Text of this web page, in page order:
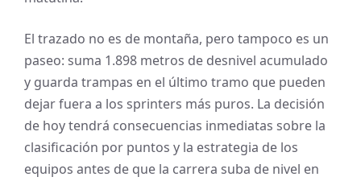
El trazado no es de montaña, pero tampoco es un
paseo: suma 1.898 metros de desnivel acumulado
y guarda trampas en el último tramo que pueden
dejar fuera a los sprinters más puros. La decisión
de hoy tendrá consecuencias inmediatas sobre la
clasificación por puntos y la estrategia de los
equipos antes de que la carrera suba de nivel en